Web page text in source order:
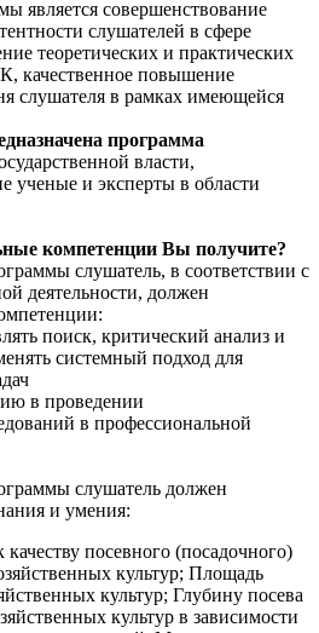
является совершенствование
слушателей в сфере
теоретических и практических
качественное повышение
слушателя в рамках имеющейся
программа
власти,
ученые и эксперты в области
компетенции Вы получите?
слушатель, в соответствии с
деятельности, должен
поиск, критический анализ и
системный подход для
в проведении
в профессиональной
слушатель должен
и умения:
качеству посевного (посадочного)
культур; Площадь
культур; Глубину посева
культур в зависимости